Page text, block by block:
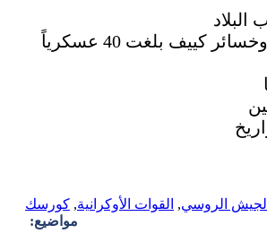
وقالت الدفاع الروسية في بيان حول الوضع في كورسك إن قوات “الشمال” الروسية صدت 4 هجمات مضادة للعدو وخسائر كييف بلغت 40 عسكرياً
الجيش الروسي, القوات الأوكرانية, كورسك
مواضيع: